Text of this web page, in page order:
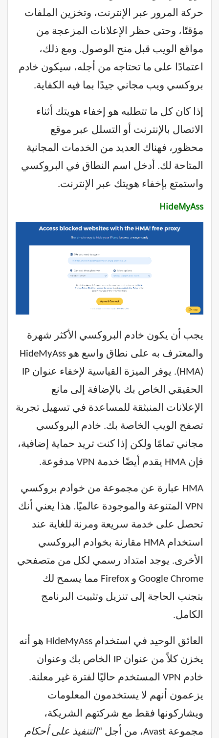
حركة المرور عبر الإنترنت، وتخزين الملفات
مؤقتًا، وحتى حظر الإعلانات المزعجة من
مواقع الويب قبل منح الوصول. ومع ذلك،
اعتمادًا على ما تحتاجه من أجله، سيكون خادم
بروكسي ويب مجاني جيدًا بما فيه الكفاية.
إذا كان كل ما تتطلبه هو إخفاء هويتك أثناء
الاتصال بالإنترنت أو التسلل عبر موقع
محظور، فهناك العديد من الخدمات المجانية
المتاحة لك. أدخل اسم النطاق في البروكسي
واستمتع بإخفاء هويتك عبر الإنترنت.
HideMyAss
يجب أن يكون خادم البروكسي الأكثر شهرة
والمعترف به على نطاق واسع هو HideMyAss
(HMA). يوفر الميزة القياسية لإخفاء عنوان IP
الحقيقي الخاص بك بالإضافة إلى مانع
الإعلانات المنبثقة للمساعدة في تسهيل تجربة
تصفح الويب الخاصة بك. خادم البروكسي
مجاني تمامًا ولكن إذا كنت تريد حماية إضافية،
فإن HMA يقدم أيضًا خدمة VPN مدفوعة.
HMA عبارة عن مجموعة من خوادم بروكسي
VPN المتنوعة والموجودة عالميًا. هذا يعني أنك
تحصل على خدمة سريعة ومرنة للغاية عند
استخدام HMA مقارنة بخوادم البروكسي
الأخرى. يوجد امتداد رسمي لكل من متصفحي
Google Chrome و Firefox مما يسمح لك
بتجنب الحاجة إلى تنزيل وتثبيت البرنامج
الكامل.
العائق الوحيد في استخدام HideMyAss هو أنه
يخزن كلاً من عنوان IP الخاص بك وعنوان
خادم VPN المستخدم حاليًا لفترة غير معلنة.
يزعمون أنهم لا يستخدمون المعلومات
ويشاركونها فقط مع شركتهم الشريكة،
مجموعة Avast، من أجل
“التنفيذ على أحكام